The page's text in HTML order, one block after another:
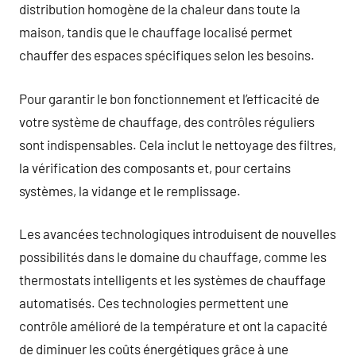
distribution homogène de la chaleur dans toute la
maison, tandis que le chauffage localisé permet
chauffer des espaces spécifiques selon les besoins.
Pour garantir le bon fonctionnement et l’efficacité de
votre système de chauffage, des contrôles réguliers
sont indispensables. Cela inclut le nettoyage des filtres,
la vérification des composants et, pour certains
systèmes, la vidange et le remplissage.
Les avancées technologiques introduisent de nouvelles
possibilités dans le domaine du chauffage, comme les
thermostats intelligents et les systèmes de chauffage
automatisés. Ces technologies permettent une
contrôle amélioré de la température et ont la capacité
de diminuer les coûts énergétiques grâce à une